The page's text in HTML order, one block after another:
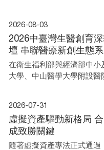
2026-08-03
2026中臺灣生醫創育
壇 串聯醫療新創生態系
在衛生福利部與經濟部中
大學、中山醫學大學附設醫
2026-07-31
虛擬資產驅動新格局
成致勝關鍵
隨著虛擬資產專法正式通